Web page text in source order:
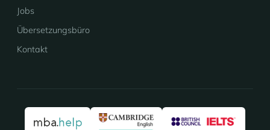
Jobs
Übersetzungsbüro
Kontakt